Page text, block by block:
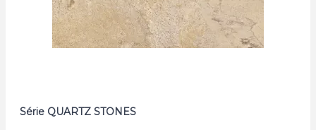
Série QUARTZ STONES